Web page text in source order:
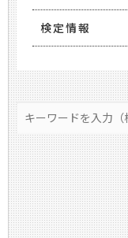
検定情報